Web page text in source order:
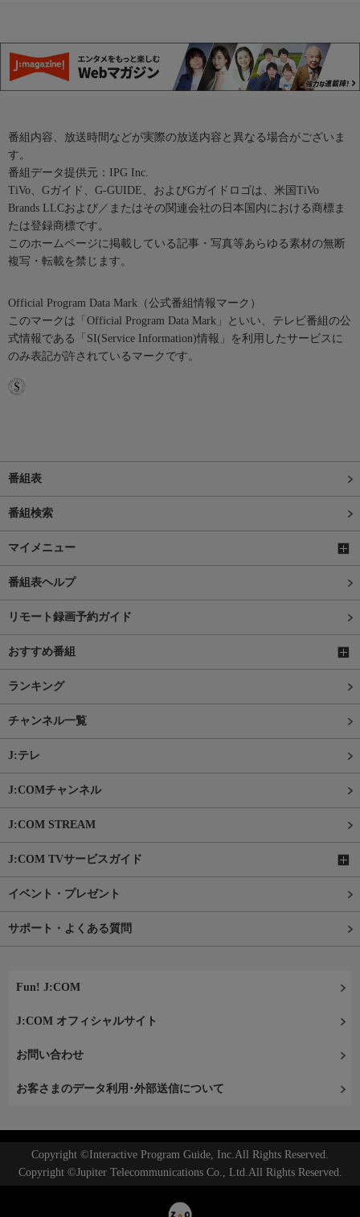
番組内容、放送時間などが実際の放送内容と異なる場合がございま
す。
番組データ提供元：IPG Inc.
TiVo、Gガイド、G-GUIDE、およびGガイドロゴは、米国TiVo
Brands LLCおよび／またはその関連会社の日本国内における商標ま
たは登録商標です。
このホームページに掲載している記事・写真等あらゆる素材の無断
複写・転載を禁じます。
Official Program Data Mark（公式番組情報マーク）
このマークは「Official Program Data Mark」といい、テレビ番組の公
式情報である「SI(Service Information)情報」を利用したサービスに
のみ表記が許されているマークです。
番組表
番組検索
マイメニュー
番組表ヘルプ
リモート録画予約ガイド
おすすめ番組
ランキング
チャンネル一覧
J:テレ
J:COMチャンネル
J:COM STREAM
J:COM TVサービスガイド
イベント・プレゼント
サポート・よくある質問
Fun! J:COM
J:COM オフィシャルサイト
お問い合わせ
お客さまのデータ利用･外部送信について
Copyright ©Interactive Program Guide, Inc.All Rights Reserved.
Copyright ©Jupiter Telecommunications Co., Ltd.All Rights Reserved.